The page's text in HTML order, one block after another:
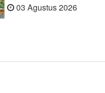
03 Agustus 2026